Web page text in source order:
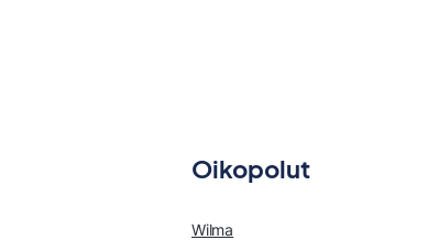
Oikopolut
Wilma